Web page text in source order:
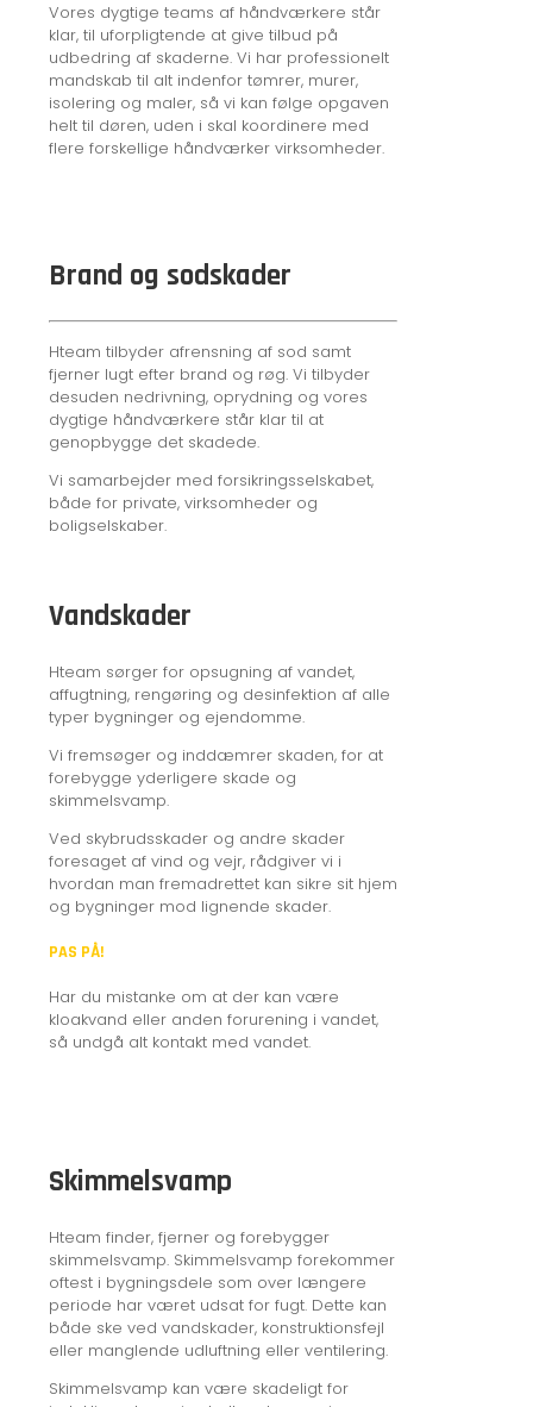
Vores dygtige teams af håndværkere står
klar, til uforpligtende at give tilbud på
udbedring af skaderne. Vi har professionelt
mandskab til alt indenfor tømrer, murer,
isolering og maler, så vi kan følge opgaven
helt til døren, uden i skal koordinere med
flere forskellige håndværker virksomheder.
Brand og sodskader
Hteam tilbyder afrensning af sod samt
fjerner lugt efter brand og røg. Vi tilbyder
desuden nedrivning, oprydning og vores
dygtige håndværkere står klar til at
genopbygge det skadede.
Vi samarbejder med forsikringsselskabet,
både for private, virksomheder og
boligselskaber.
Vandskader
Hteam sørger for opsugning af vandet,
affugtning, rengøring og desinfektion af alle
typer bygninger og ejendomme.
Vi fremsøger og inddæmrer skaden, for at
forebygge yderligere skade og
skimmelsvamp.
Ved skybrudsskader og andre skader
foresaget af vind og vejr, rådgiver vi i
hvordan man fremadrettet kan sikre sit hjem
og bygninger mod lignende skader.
PAS PÅ!
Har du mistanke om at der kan være
kloakvand eller anden forurening i vandet,
så undgå alt kontakt med vandet.
Skimmelsvamp
Hteam finder, fjerner og forebygger
skimmelsvamp. Skimmelsvamp forekommer
oftest i bygningsdele som over længere
periode har været udsat for fugt. Dette kan
både ske ved vandskader, konstruktionsfejl
eller manglende udluftning eller ventilering.
Skimmelsvamp kan være skadeligt for